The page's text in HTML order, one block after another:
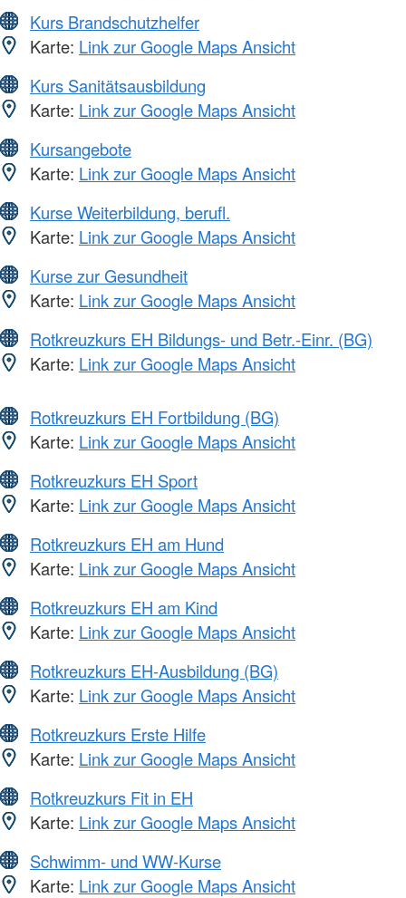
Kurs Brandschutzhelfer
Karte: Link zur Google Maps Ansicht
Kurs Sanitätsausbildung
Karte: Link zur Google Maps Ansicht
Kursangebote
Karte: Link zur Google Maps Ansicht
Kurse Weiterbildung, berufl.
Karte: Link zur Google Maps Ansicht
Kurse zur Gesundheit
Karte: Link zur Google Maps Ansicht
Rotkreuzkurs EH Bildungs- und Betr.-Einr. (BG)
Karte: Link zur Google Maps Ansicht
Rotkreuzkurs EH Fortbildung (BG)
Karte: Link zur Google Maps Ansicht
Rotkreuzkurs EH Sport
Karte: Link zur Google Maps Ansicht
Rotkreuzkurs EH am Hund
Karte: Link zur Google Maps Ansicht
Rotkreuzkurs EH am Kind
Karte: Link zur Google Maps Ansicht
Rotkreuzkurs EH-Ausbildung (BG)
Karte: Link zur Google Maps Ansicht
Rotkreuzkurs Erste Hilfe
Karte: Link zur Google Maps Ansicht
Rotkreuzkurs Fit in EH
Karte: Link zur Google Maps Ansicht
Schwimm- und WW-Kurse
Karte: Link zur Google Maps Ansicht